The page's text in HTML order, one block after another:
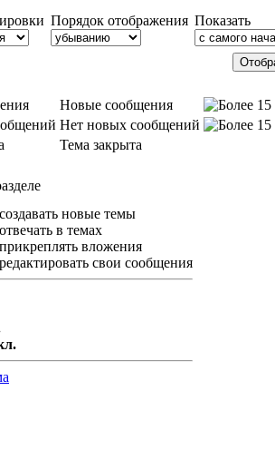
Порядок отображения Показать
Новые сообщения
Нет новых сообщений
Тема закрыта
создавать новые темы
отвечать в темах
прикреплять вложения
редактировать свои сообщения